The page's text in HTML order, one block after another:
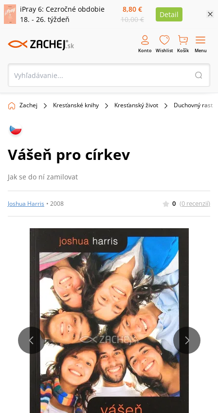
iPray 6: Cezročné obdobie
18. - 26. týždeň
8,80 €
10,00 €
Detail
Konto Wishlist Košík Menu
Zachej Kresťanské knihy Kresťanský život Duchovný rast
Vášeň pro církev
Jak se do ní zamilovat
Joshua Harris • 2008 0 (0 recenzií)